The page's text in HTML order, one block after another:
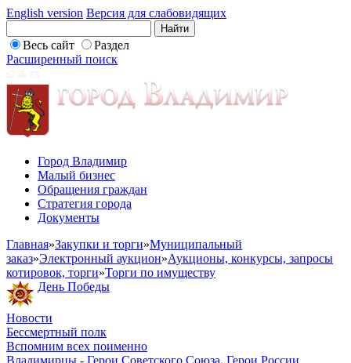
English version Версия для слабовидящих
Весь сайт
Раздел
Расширенный поиск
Город Владимир
Малый бизнес
Обращения граждан
Стратегия города
Документы
Главная»Закупки и торги»Муниципальный
заказ»Электронный аукцион»Аукционы, конкурсы, запросы
котировок, торги»Торги по имуществу
День Победы
Новости
Бессмертный полк
Вспомним всех поименно
Владимирцы - Герои Советского Союза, Герои России